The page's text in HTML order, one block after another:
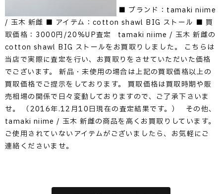
■ ブランド：tamaki niime
/ 玉木 新雌 ■ アイテム：cotton shawl BIG ストール ■ 買
取価格：3000円/20%UP査定 tamaki niime / 玉木 新雌の
cotton shawl BIG ストールをお買取りしました。 こちらは
当店で実際に査定を行い、お買取りをさせていただいた価格
でございます。 新品・未使用の場合は上記の買取価格以上の
買取価格でご提示をしております。 買取価格は買取時期や販
売相場の関係で日々変動しておりますので、ご了承下さいま
せ。 （2016年.12月10日現在の査定結果です。） その他、
tamaki niime / 玉木 新雌の商品を高くお買取りしています。
ご使用されていないアイテムがございましたら、お気軽にご
連絡くださいませ。